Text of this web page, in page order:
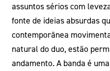
assuntos sérios com
fonte de ideias absurdas
contemporânea
natural do duo, estão
andamento. A banda é